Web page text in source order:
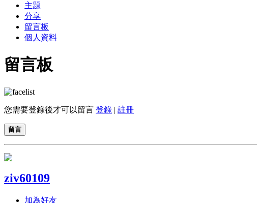
主題
分享
留言板
個人資料
留言板
您需要登錄後才可以留言 登錄 | 註冊
留言
ziv60109
加為好友